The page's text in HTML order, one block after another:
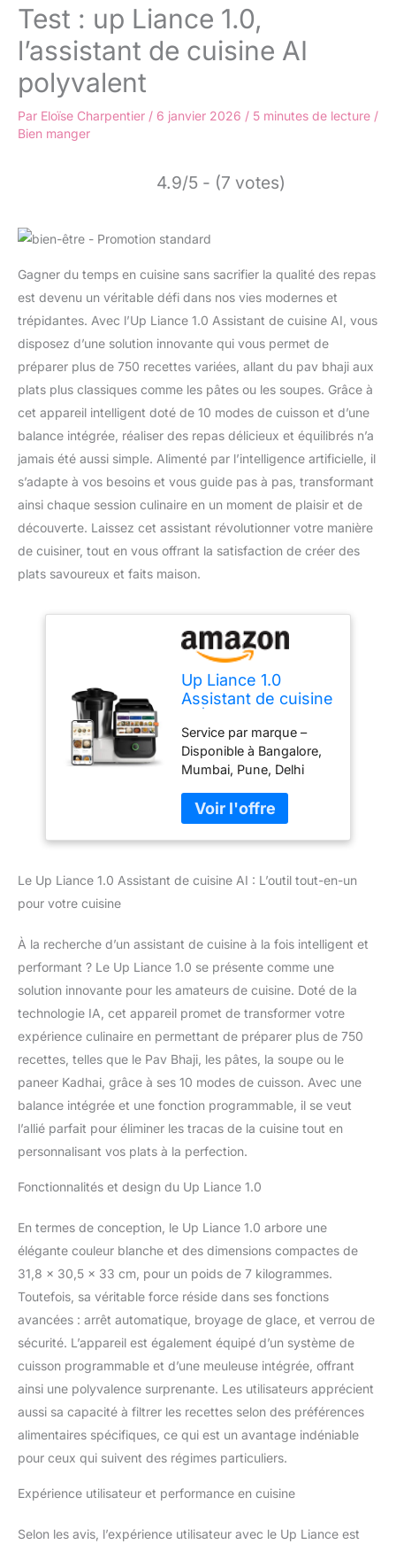
Test : up Liance 1.0,
l’assistant de cuisine AI
polyvalent
Par Eloïse Charpentier / 6 janvier 2026 / 5 minutes de lecture /
Bien manger
4.9/5 - (7 votes)
Gagner du temps en cuisine sans sacrifier la qualité des repas
est devenu un véritable défi dans nos vies modernes et
trépidantes. Avec l’Up Liance 1.0 Assistant de cuisine AI, vous
disposez d’une solution innovante qui vous permet de
préparer plus de 750 recettes variées, allant du pav bhaji aux
plats plus classiques comme les pâtes ou les soupes. Grâce à
cet appareil intelligent doté de 10 modes de cuisson et d’une
balance intégrée, réaliser des repas délicieux et équilibrés n’a
jamais été aussi simple. Alimenté par l’intelligence artificielle, il
s’adapte à vos besoins et vous guide pas à pas, transformant
ainsi chaque session culinaire en un moment de plaisir et de
découverte. Laissez cet assistant révolutionner votre manière
de cuisiner, tout en vous offrant la satisfaction de créer des
plats savoureux et faits maison.
Up Liance 1.0
Assistant de cuisine
recettes : Pav Bhaji,
pâtes, soupe,
paneer Kadhai | 10
modes de cuisson |
Alimenté par l'IA |
Balance intégrée
Service par marque –
Disponible à Bangalore,
Mumbai, Pune, Delhi
Kolkata, Hyderabad,
Chennai, Ahmedabad.
Pour d'autres endroits,
demande et l'expédition
conditions générales
s'appliquent Garantie de
1 an et 7 ans de mises à
jour critiques par marque
– Comprend des recettes
gratuites et des
fonctionnalités d'IA
jusqu'en janvier 2027,
obtenez de nouvelles
recettes et
fonctionnalités d'IA avec
optionnel de 149 ₹/mois
ou continuez à utiliser
celles existantes. Les
s'appliquent Plus de 750
recettes guidées : Pav
Bhaji, pâtes, chai, Rajma,
Paneer Sabzi, soupe et
variété de cuisines
indiennes et mondiales,
avec de nouvelles
recettes ajoutées chaque
cuisson : hacher, remuer,
sauter, cuire à la vapeur
et plus encore. Il suffit
de sélectionner une
Mode auto-nettoyage : la
Le Up Liance 1.0 Assistant de cuisine AI : L’outil tout-en-un
pour votre cuisine
À la recherche d’un assistant de cuisine à la fois intelligent et
performant ? Le Up Liance 1.0 se présente comme une
solution innovante pour les amateurs de cuisine. Doté de la
technologie IA, cet appareil promet de transformer votre
expérience culinaire en permettant de préparer plus de 750
recettes, telles que le Pav Bhaji, les pâtes, la soupe ou le
paneer Kadhai, grâce à ses 10 modes de cuisson. Avec une
balance intégrée et une fonction programmable, il se veut
l’allié parfait pour éliminer les tracas de la cuisine tout en
personnalisant vos plats à la perfection.
Fonctionnalités et design du Up Liance 1.0
En termes de conception, le Up Liance 1.0 arbore une
élégante couleur blanche et des dimensions compactes de
31,8 x 30,5 x 33 cm, pour un poids de 7 kilogrammes.
Toutefois, sa véritable force réside dans ses fonctions
avancées : arrêt automatique, broyage de glace, et verrou de
sécurité. L’appareil est également équipé d’un système de
cuisson programmable et d’une meuleuse intégrée, offrant
ainsi une polyvalence surprenante. Les utilisateurs apprécient
aussi sa capacité à filtrer les recettes selon des préférences
alimentaires spécifiques, ce qui est un avantage indéniable
pour ceux qui suivent des régimes particuliers.
Expérience utilisateur et performance en cuisine
Selon les avis, l’expérience utilisateur avec le Up Liance est